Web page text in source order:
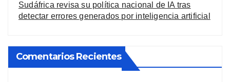
Sudáfrica revisa su política nacional de IA tras
detectar errores generados por inteligencia artificial
Comentarios Recientes